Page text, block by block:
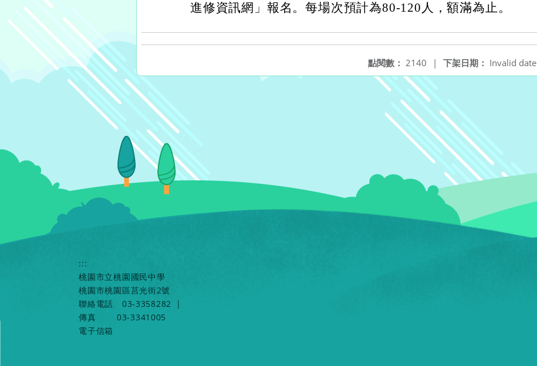
進修資訊網」報名。每場次預計為80-120人，額滿為止。
下架日期： Invalid date
點閱數： 2140 |
:::
桃園市立桃園國民中學
桃園市桃園區莒光街2號
聯絡電話
03-3358282
|
傳真
03-3341005
電子信箱